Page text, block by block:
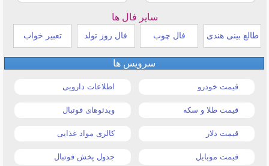
سایر فال ها
طالع بینی هندی فال چوب فال روز تولد تعبیر خواب
سرویس ها
قیمت خودرو اطلاعات دارویی
قیمت طلا و سکه ویدئوهای فوتبال
قیمت دلار کالری مواد غذایی
قیمت موبایل جدول پخش فوتبال